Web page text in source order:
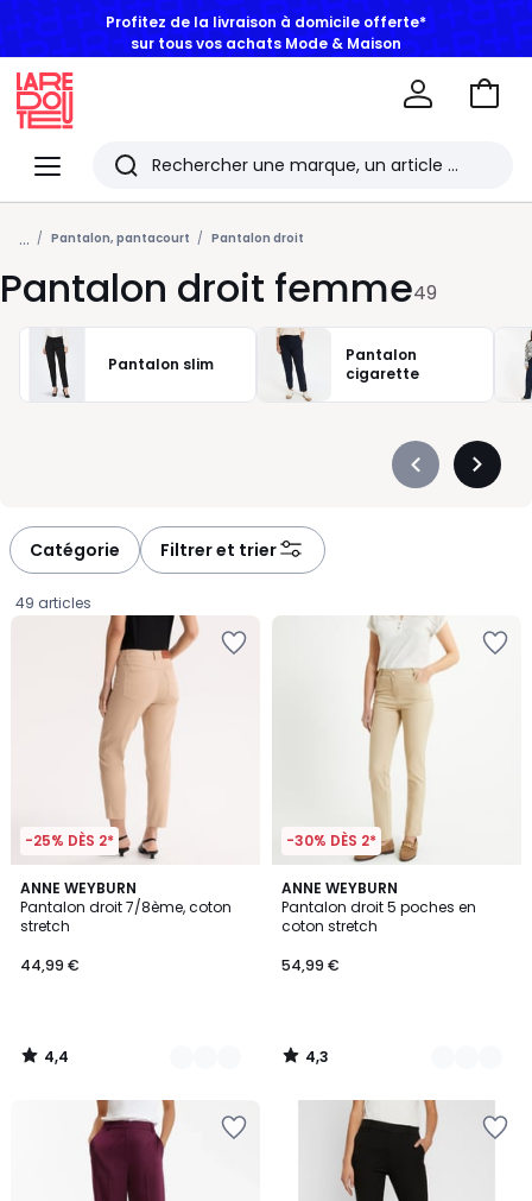
Menu
Redoute
Rechercher
Les
derniers
articles
consultés
Aller
... Pantalon, pantacourt Pantalon droit
Pantalon droit femme49
Pantalon slim
Pantalon
cigarette
Précédent
Catégorie Filtrer et trier
49 articles
-25% DÈS 2*
ANNE WEYBURN
Pantalon droit 7/8ème, coton
stretch
€.
44,99 €
4,4
/ 5
4
Couleurs
4,4
/
-30% DÈS 2*
ANNE WEYBURN
Pantalon droit 5 poches en
coton stretch
54,99 €
4,3
/ 5
5
Couleurs
4,3
/